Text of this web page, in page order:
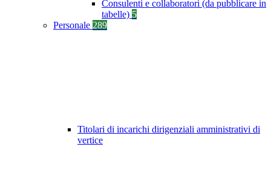
Consulenti e collaboratori (da pubblicare in
tabelle) 5
Personale 289
Titolari di incarichi dirigenziali amministrativi di
vertice